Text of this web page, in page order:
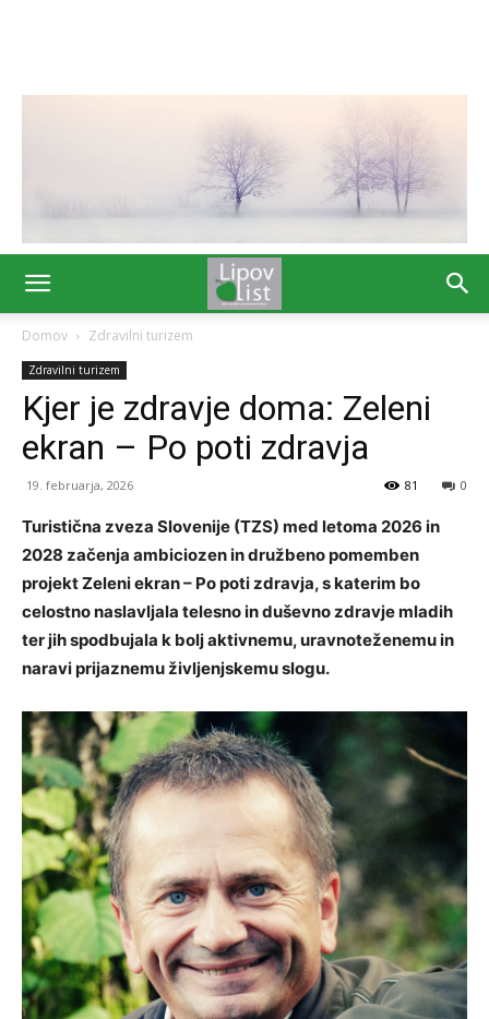
Domov Zdravilni turizem
Zdravilni turizem
Kjer je zdravje doma: Zeleni
ekran – Po poti zdravja
19. februarja, 2026 0
81
Turistična zveza Slovenije (TZS) med letoma 2026 in
2028 začenja ambiciozen in družbeno pomemben
projektZeleni ekran – Po poti zdravja, s katerim bo
celostno naslavljala telesno in duševno zdravje mladih
ter jih spodbujala k bolj aktivnemu, uravnoteženemu in
naravi prijaznemu življenjskemu slogu.